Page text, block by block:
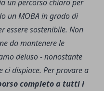
un percorso chiaro per
un MOBA in grado di
essere sostenibile. Non
da mantenere le
deluso - nonostante
dispiace. Per provare a
completo a tutti i